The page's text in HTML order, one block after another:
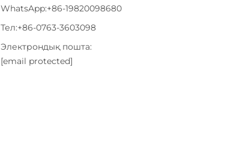
WhatsApp:+86-19820098680
Тел:+86-0763-3603098
Электрондық пошта:
[email protected]